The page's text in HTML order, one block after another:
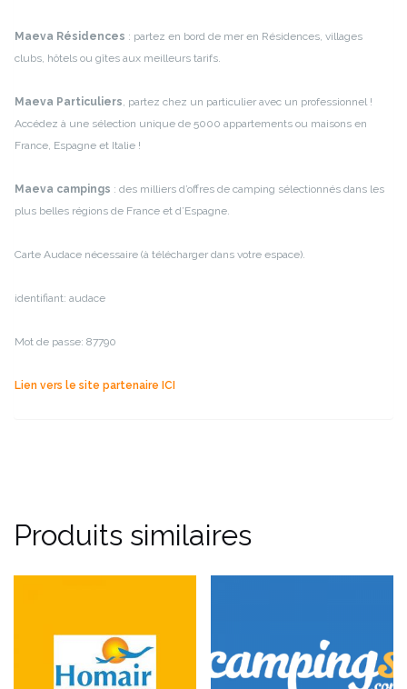
Maeva Résidences : partez en bord de mer en Résidences, villages
clubs, hôtels ou gîtes aux meilleurs tarifs.
Maeva Particuliers, partez chez un particulier avec un professionnel !
Accédez à une sélection unique de 5000 appartements ou maisons en
France, Espagne et Italie !
Maeva campings : des milliers d’offres de camping sélectionnés dans les
plus belles régions de France et d’Espagne.
Carte Audace nécessaire (à télécharger dans votre espace).
identifiant: audace
Mot de passe: 87790
Lien vers le site partenaire ICI
Produits similaires